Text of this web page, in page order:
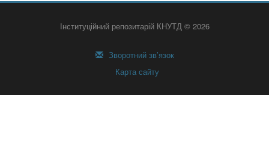
Інституційний репозитарій КНУТД © 2026
Зворотний зв’язок
Карта сайту